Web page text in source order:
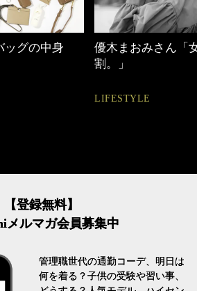
ッグの中身
優木まおみさん「
割。」
LIFESTYLE
【登録無料】
メルマガ会員募集中
管理職世代の通勤コーデ、明日は
何を着る？子供の受験や習い事、